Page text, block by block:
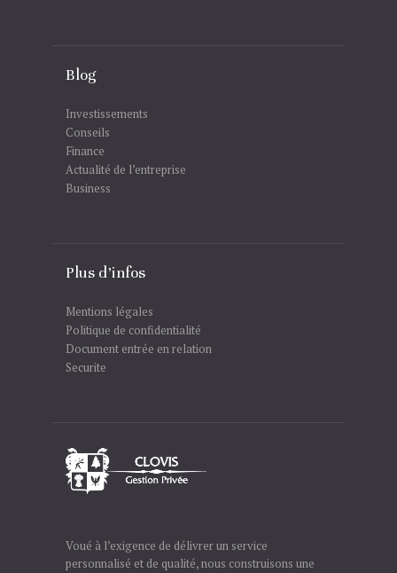
Blog
Investissements
Conseils
Finance
Actualité de l’entreprise
Business
Plus d’infos
Mentions légales
Politique de confidentialité
Document entrée en relation
Securite
Voué à l’exigence de délivrer un service
personnalisé et de qualité, nous construisons une